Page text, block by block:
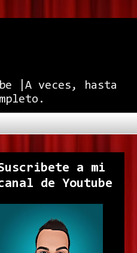
|A veces, hasta
a mi
de Youtube